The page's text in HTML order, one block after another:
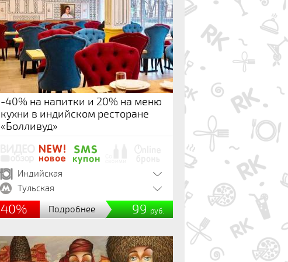
-40% на напитки и 20% на меню
кухни в индийском ресторане
«Болливуд»
Индийская
Тульская
40% Подробнее 99руб.